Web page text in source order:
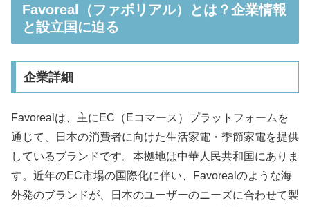
Favoreal（ファボリアル）とは？企業情報
と設立国に迫る
企業詳細
Favorealは、主にEC（Eコマース）プラットフォームを
通じて、日本の消費者に向けた生活家電・季節家電を提供
しているブランドです。本拠地は中華人民共和国にありま
す。近年のEC市場の国際化に伴い、Favorealのような海
外発のブランドが、日本のユーザーのニーズに合わせて製